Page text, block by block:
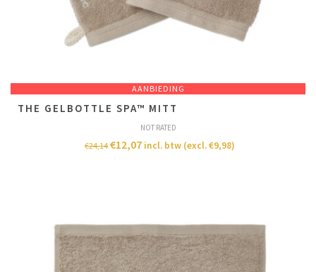
AANBIEDING
T​H​E GELBOTTLE SPA™ MITT
NOT RATED
€24,14 €12,07 incl. btw (excl.€9,98)